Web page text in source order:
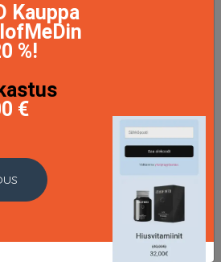
295 ml Dermalogica
Ihonpuhdistus
46.9 EUR
Kauppa
%!
€